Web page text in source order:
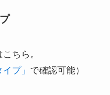
ちら。
プ」 で確認可能）